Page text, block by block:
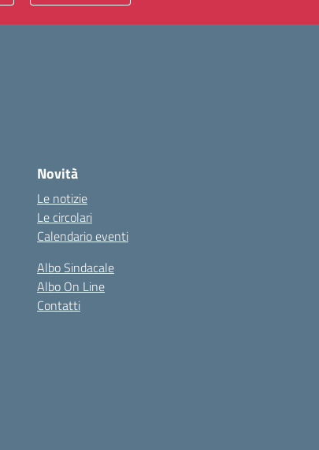
Novità
Le notizie
Le circolari
Calendario eventi
Albo Sindacale
Albo On Line
Contatti